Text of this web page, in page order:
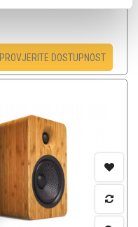
PROVJERITE DOSTUPNOST